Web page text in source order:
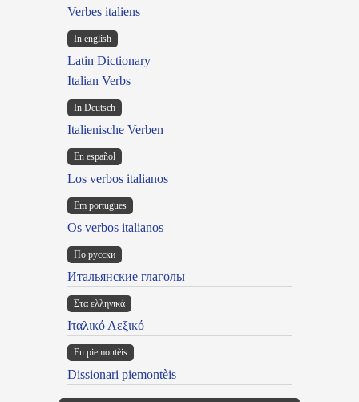
Verbes italiens
In english
Latin Dictionary
Italian Verbs
In Deutsch
Italienische Verben
En español
Los verbos italianos
Em portugues
Os verbos italianos
По русски
Итальянские глаголы
Στα ελληνικά
Ιταλικό Λεξικό
Ën piemontèis
Dissionari piemontèis